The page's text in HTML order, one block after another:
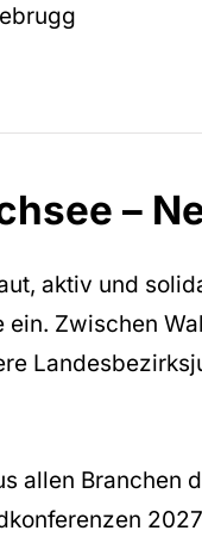
–
aktiv und
Zwischen
allen Branchen
2027